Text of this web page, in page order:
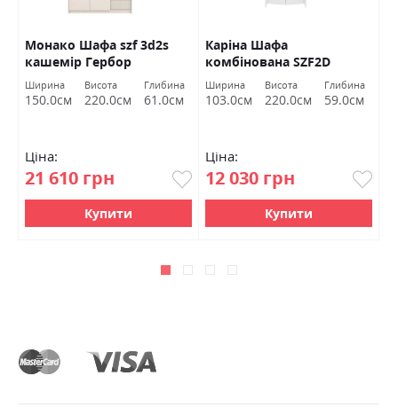
Монако Шафа szf 3d2s
кашемір Гербор
Ширина
150.0см
Висота
220.0см
Глибина
61.0см
Ціна:
21 610 грн
Купити
Каріна Шафа
комбінована SZF2D
німфея альба/дуб
сонома трюфель Гербор
Ширина
103.0см
Висота
220.0см
Глибина
59.0см
Ціна:
12 030 грн
Купити